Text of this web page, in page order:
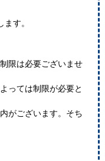
す。
限は必要ございませ
っては制限が必要と
がございます。そち